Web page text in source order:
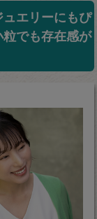
エリーにもぴ
でも存在感が